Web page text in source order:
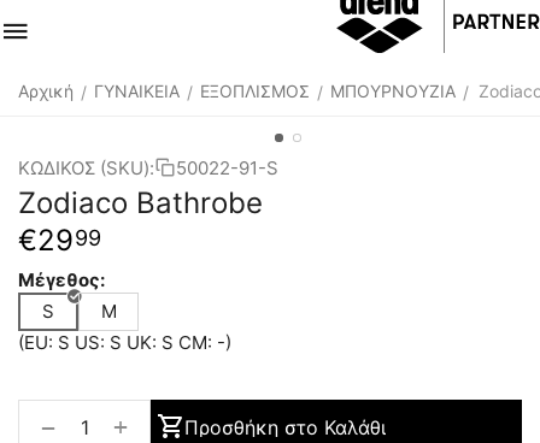
Αρχική / ΓΥΝΑΙΚΕΙΑ / ΕΞΟΠΛΙΣΜΟΣ / ΜΠΟΥΡΝΟΥΖΙΑ /
ΚΩΔΙΚΟΣ (SKU): 50022-91-S
Zodiaco Bathrobe
€2999
Μέγεθος:
S
M
(EU: S US: S UK: S CM: -)
+
− Προσθήκη στο Καλάθι